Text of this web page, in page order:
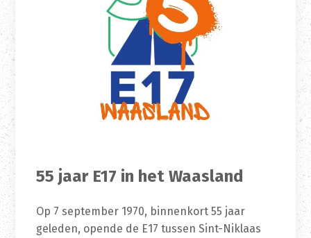
55 jaar E17 in het Waasland
Op 7 september 1970, binnenkort 55 jaar
geleden, opende de E17 tussen Sint-Niklaas